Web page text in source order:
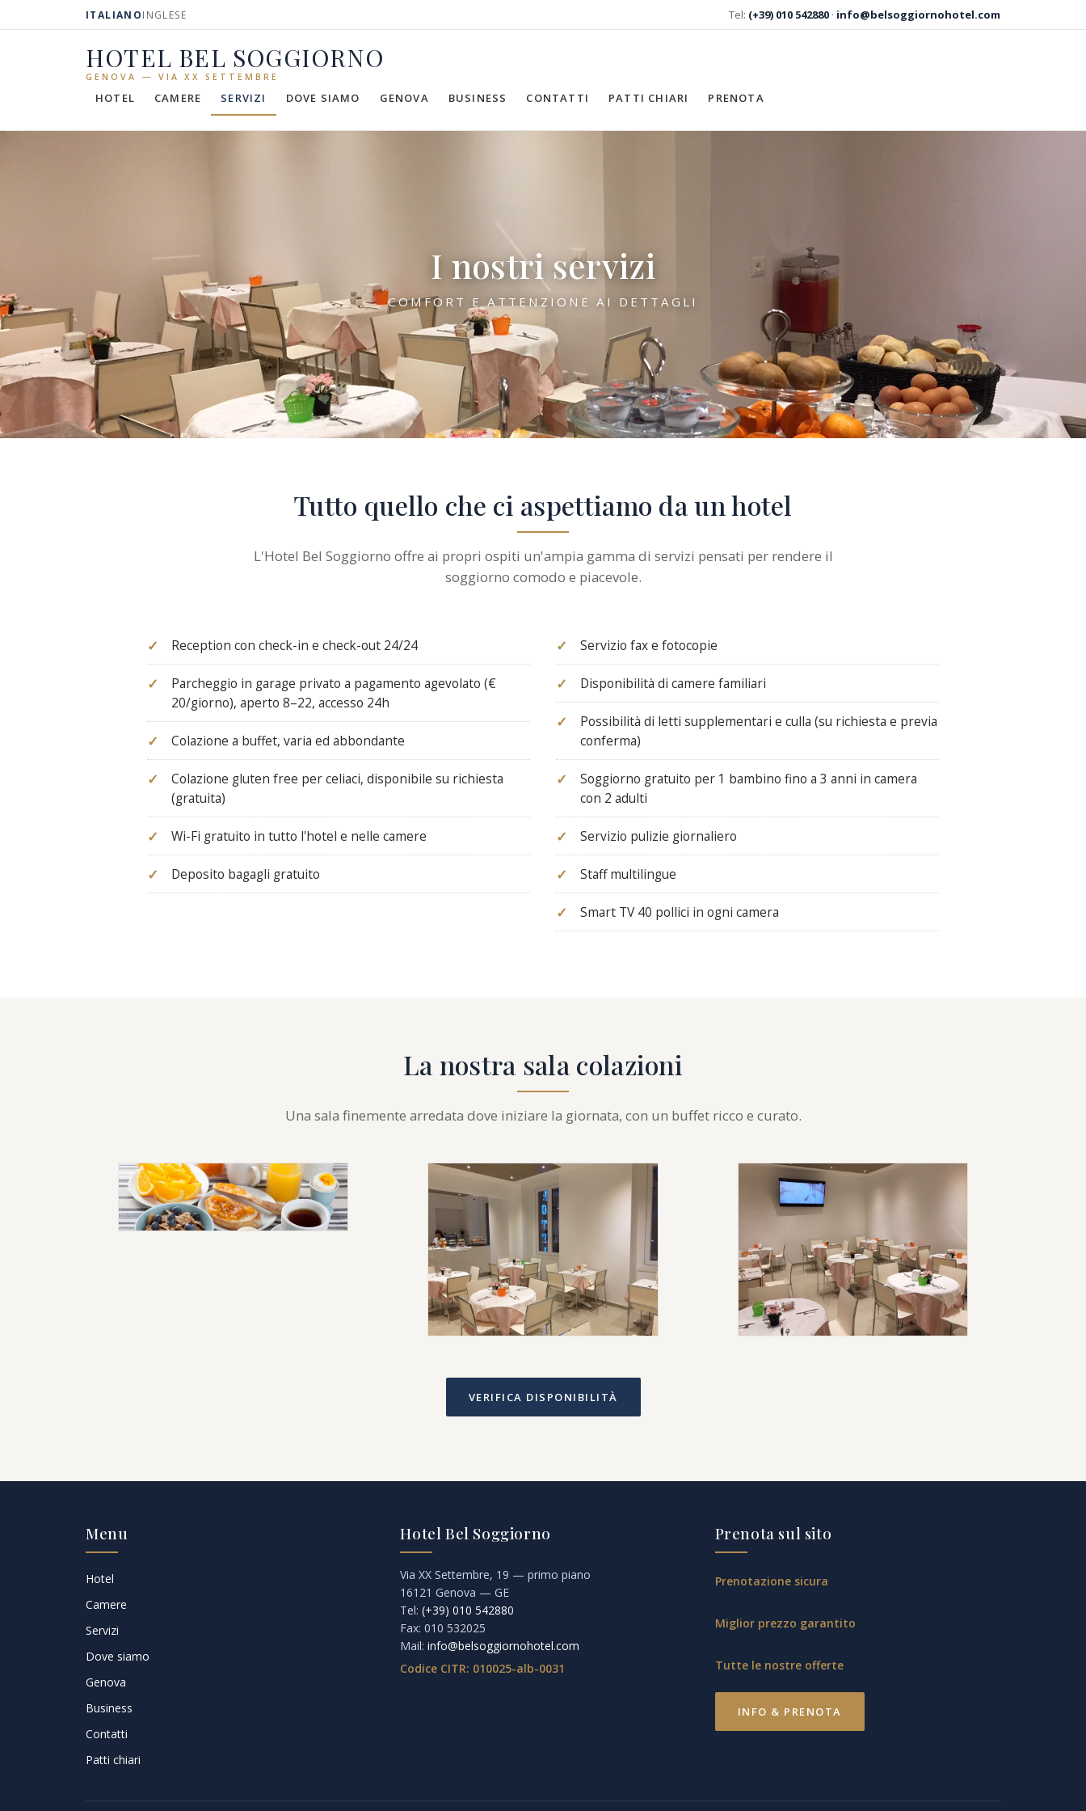
ITALIANOINGLESE Tel: (+39) 010 542880 · info@belsoggiornohotel.com
HOTEL BEL SOGGIORNO
GENOVA — VIA XX SETTEMBRE
HOTEL CAMERE SERVIZI DOVE SIAMO GENOVA BUSINESS CONTATTI PATTI CHIARI PRENOTA
I nostri servizi
COMFORT E ATTENZIONE AI DETTAGLI
Tutto quello che ci aspettiamo da un hotel
L'Hotel Bel Soggiorno offre ai propri ospiti un'ampia gamma di servizi pensati per rendere il
soggiorno comodo e piacevole.
Reception con check-in e check-out 24/24
Parcheggio in garage privato a pagamento agevolato (€
20/giorno), aperto 8–22, accesso 24h
Colazione a buffet, varia ed abbondante
Colazione gluten free per celiaci, disponibile su richiesta
(gratuita)
Wi-Fi gratuito in tutto l'hotel e nelle camere
Deposito bagagli gratuito
Servizio fax e fotocopie
Disponibilità di camere familiari
Possibilità di letti supplementari e culla (su richiesta e previa
conferma)
Soggiorno gratuito per 1 bambino fino a 3 anni in camera
con 2 adulti
Servizio pulizie giornaliero
Staff multilingue
Smart TV 40 pollici in ogni camera
La nostra sala colazioni
Una sala finemente arredata dove iniziare la giornata, con un buffet ricco e curato.
VERIFICA DISPONIBILITÀ
Menu
Hotel
Camere
Servizi
Dove siamo
Genova
Business
Contatti
Patti chiari
Hotel Bel Soggiorno
Via XX Settembre, 19 — primo piano
16121 Genova — GE
Tel:(+39) 010 542880
Fax: 010 532025
Mail:info@belsoggiornohotel.com
Codice CITR: 010025-alb-0031
Prenota sul sito
Prenotazione sicura
Miglior prezzo garantito
Tutte le nostre offerte
INFO & PRENOTA